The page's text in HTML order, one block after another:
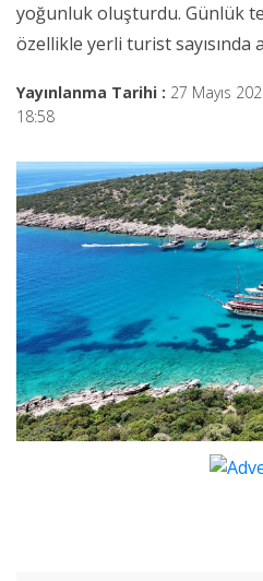
yoğunluk oluşturdu. Günlük
özellikle yerli turist sayısında
Yayınlanma Tarihi : 27 Mayıs
18:58